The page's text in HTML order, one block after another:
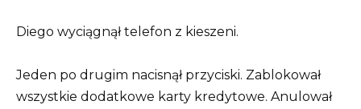
Diego wyciągnął telefon z kieszeni.
Jeden po drugim nacisnął przyciski. Zablokował
wszystkie dodatkowe karty kredytowe. Anulował